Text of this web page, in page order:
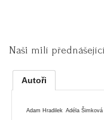
Naši milí
Autoři
Adam Hradilek Adéla Šimková